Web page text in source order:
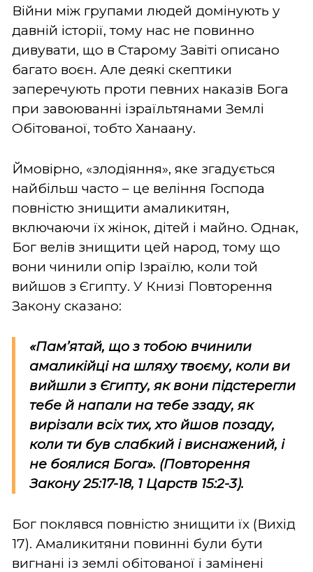
Війни між групами людей домінують у
давній історії, тому нас не повинно
дивувати, що в Старому Завіті описано
багато воєн. Але деякі скептики
заперечують проти певних наказів Бога
при завоюванні ізраїльтянами Землі
Обітованої, тобто Ханаану.
Ймовірно, «злодіяння», яке згадується
найбільш часто – це веління Господа
повністю знищити амаликитян,
включаючи їх жінок, дітей і майно. Однак,
Бог велів знищити цей народ, тому що
вони чинили опір Ізраїлю, коли той
вийшов з Єгипту. У Книзі Повторення
Закону сказано:
«Пам’ятай, що з тобою вчинили
амаликійці на шляху твоєму, коли ви
вийшли з Єгипту,як вони підстерегли
тебе й напали на тебе ззаду, як
вирізали всіх тих, хто йшов позаду,
коли ти був слабкий і виснажений, і
не боялися Бога». (Повторення
Закону 25:17-18, 1 Царств 15:2-3).
Бог поклявся повністю знищити їх (Вихід
17). Амаликитяни повинні були бути
вигнані із землі обітованої і замінені